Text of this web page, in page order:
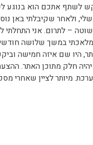
לשתף אתכם הוא בנוגע
ולאחר שקיבלתי באן
– לתרום. אני התחלתי
מלאכתי במשך שלושה
היו שם איזה חמישה
חלק מתוכן האתר.
מיותר לציין שאחרי